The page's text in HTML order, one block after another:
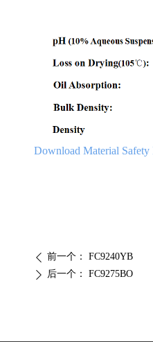
ꄴ 前一个： FC9240YB
Download Material Safety
ꄲ 后一个： FC9275BO